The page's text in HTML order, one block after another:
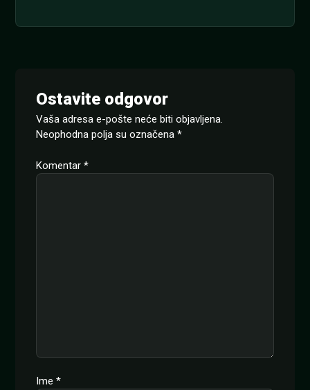
Ostavite odgovor
Vaša adresa e-pošte neće biti objavljena.
Neophodna polja su označena *
Komentar *
Ime *